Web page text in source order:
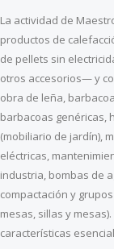
La actividad de
productos de
de pellets sin
otros accesorios— y
obra de leña,
barbacoas genéricas,
(mobiliario de jardín),
eléctricas,
industria, bombas de
compactación y
mesas, sillas y
características